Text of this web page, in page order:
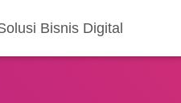
Bisnis Digital